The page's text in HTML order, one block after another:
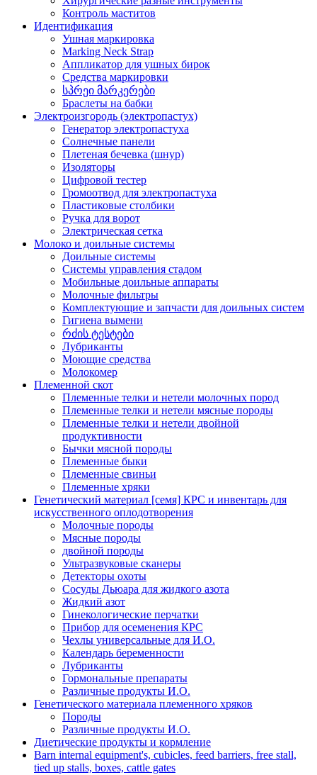
Контроль маститов
Идентификация
Ушная маркировка
Marking Neck Strap
Аппликатор для ушных бирок
Средства маркировки
სპრეი მარკერები
Браслеты на бабки
Электроизгородь (электропастух)
Генератор электропастуха
Солнечные панели
Плетеная бечевка (шнур)
Изоляторы
Цифровой тестер
Громоотвод для электропастуха
Пластиковые столбики
Ручка для ворот
Электрическая сетка
Молоко и доильные системы
Доильные системы
Системы управления стадом
Мобильные доильные аппараты
Молочные фильтры
Комплектующие и запчасти для доильных систем
Гигиена вымени
რძის ტესტები
Лубриканты
Моющие средства
Молокомер
Племенной скот
Племенные телки и нетели молочных пород
Племенные телки и нетели мясные породы
Племенные телки и нетели двойной
продуктивности
Бычки мясной породы
Племенные быки
Племенные свиньи
Племенные хряки
Генетический материал [семя] КРС и инвентарь для
искусственного оплодотворения
Молочные породы
Мясные породы
двойной породы
Ультразвуковые сканеры
Детекторы охоты
Сосуды Дьюара для жидкого азота
Жидкий азот
Гинекологические перчатки
Прибор для осеменения КРС
Чехлы универсальные для И.О.
Календарь беременности
Лубриканты
Гормональные препараты
Различные продукты И.О.
Генетического материала племенного хряков
Породы
Различные продукты И.О.
Диетические продукты и кормление
Barn internal equipment's, cubicles, feed barriers, free stall,
tied up stalls, boxes, cattle gates